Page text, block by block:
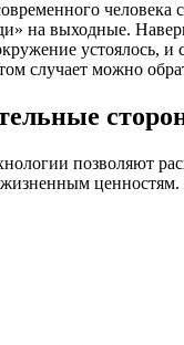
человека
на выходные.
устоялось, и
случает можно
позволяют